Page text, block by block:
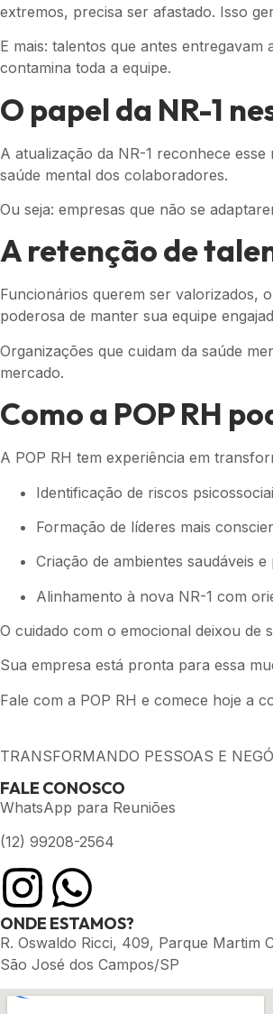
extremos, precisa ser afastado. Isso
E mais: talentos que antes
contamina toda a equipe.
O papel da NR-1
A atualização da NR-1 reconhece
saúde mental dos colaboradores.
Ou seja: empresas que não se
A retenção de
Funcionários querem ser valorizados,
poderosa de manter sua equipe
Organizações que cuidam da saúde
mercado.
Como a POP RH
A POP RH tem experiência em
Identificação de riscos
Formação de líderes mais
Criação de ambientes saudáveis
Alinhamento à nova NR-1 com
O cuidado com o emocional deixou de
Sua empresa está pronta para essa
Fale com a POP RH e comece hoje a
TRANSFORMANDO PESSOAS E
FALE CONOSCO
WhatsApp para Reuniões
(12) 99208-2564
ONDE ESTAMOS?
R. Oswaldo Ricci, 409, Parque Martim
São José dos Campos/SP